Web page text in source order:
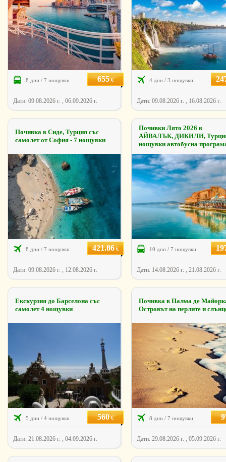
8 дни / 7 нощувки 655€
Дати: 09.08.2026 г. , 06.09.2026 г.
4 дни / 3 нощувки
Дати: 09.08.2026 г. , 16.08.2026 г.
Почивка в Сиде, Турция със
самолет от София - 7 нощувки
8 дни / 7 нощувки 421.86€
Дати: 09.08.2026 г. , 12.08.2026 г.
Почивки Лято 2026 в
АЙВАЛЪК, ДИКИЛИ,
нощувки автобусна
10 дни / 7 нощувки
Дати: 14.08.2026 г. , 21.08.2026 г.
Екскурзия до Барселона със
самолет 4 нощувки
5 дни / 4 нощувки 560€
Дати: 21.08.2026 г. , 04.09.2026 г.
Почивка в Палма де
Островът на перлите и
8 дни / 7 нощувки
Дати: 29.08.2026 г. , 05.09.2026 г.